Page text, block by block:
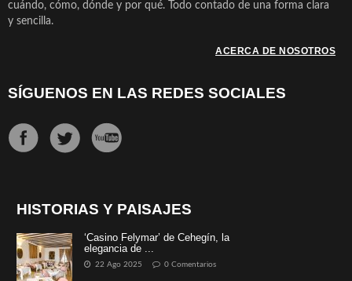
cuándo, cómo, dónde y por qué. Todo contado de una forma clara
y sencilla.
ACERCA DE NOSOTROS
SÍGUENOS EN LAS REDES SOCIALES
HISTORIAS Y PAISAJES
‘Casino Felymar’ de Cehegín, la
elegancia de ...
22 Ago 2025 0 Comentarios